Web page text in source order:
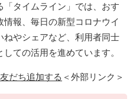
タイムライン」では、おす
報、毎日の新型コロナウイ
ねやシェアなど、利用者同士
ての活用を進めています。
だち追加する ＜外部リンク＞